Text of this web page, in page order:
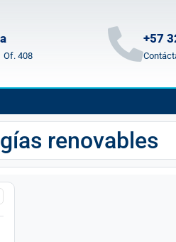
Of. 408
+57
renovables